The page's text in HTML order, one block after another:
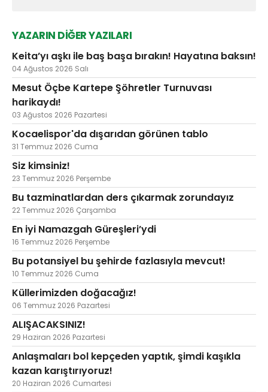
YAZARIN DİĞER YAZILARI
Keita’yı aşkı ile baş başa bırakın! Hayatına baksın!
04 Ağustos 2026 Salı
Mesut Öçbe Kartepe Şöhretler Turnuvası
harikaydı!
03 Ağustos 2026 Pazartesi
Kocaelispor'da dışarıdan görünen tablo
31 Temmuz 2026 Cuma
Siz kimsiniz!
23 Temmuz 2026 Perşembe
Bu tazminatlardan ders çıkarmak zorundayız
22 Temmuz 2026 Çarşamba
En iyi Namazgah Güreşleri’ydi
16 Temmuz 2026 Perşembe
Bu potansiyel bu şehirde fazlasıyla mevcut!
10 Temmuz 2026 Cuma
Küllerimizden doğacağız!
06 Temmuz 2026 Pazartesi
ALIŞACAKSINIZ!
29 Haziran 2026 Pazartesi
Anlaşmaları bol kepçeden yaptık, şimdi kaşıkla
kazan karıştırıyoruz!
20 Haziran 2026 Cumartesi